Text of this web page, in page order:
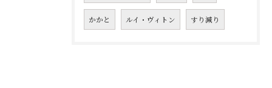
かかと ルイ・ヴィトン すり減り